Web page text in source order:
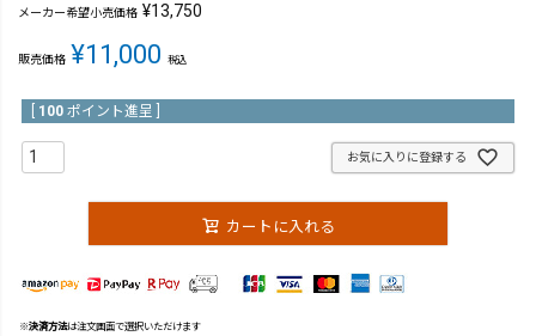
メーカー希望小売価格 ¥13,750
販売価格 ¥11,000 税込
100 ポイント進呈 ]
お気に入りに登録する
カートに入れる
※決済方法は注文画面で選択いただけます